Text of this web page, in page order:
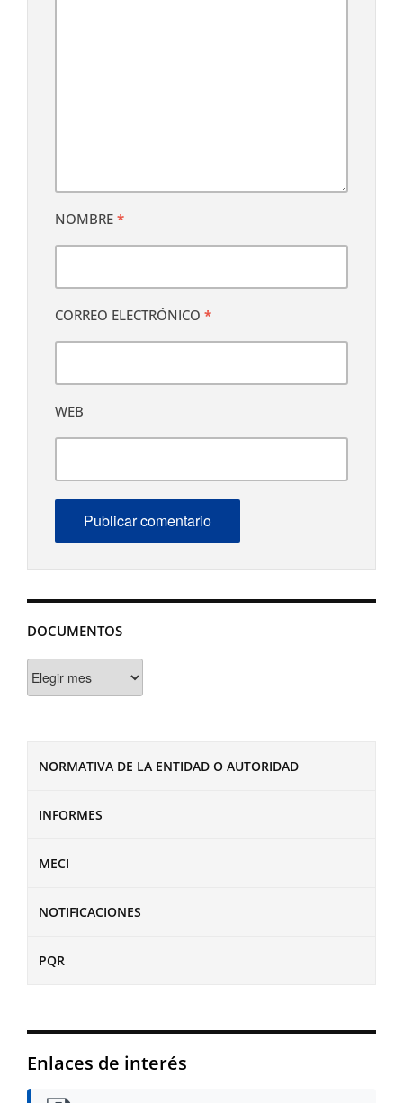
DOCUMENTOS
NORMATIVA DE LA ENTIDAD O AUTORIDAD
INFORMES
MECI
NOTIFICACIONES
PQR
Enlaces de interés
NOMBRE *
CORREO ELECTRÓNICO *
WEB